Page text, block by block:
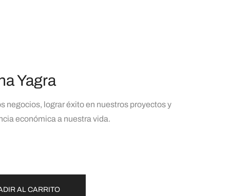
Yagra
negocios, lograr éxito en nuestros proyectos y
económica a nuestra vida.
AL CARRITO